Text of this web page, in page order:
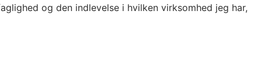
og den indlevelse i hvilken virksomhed jeg har,